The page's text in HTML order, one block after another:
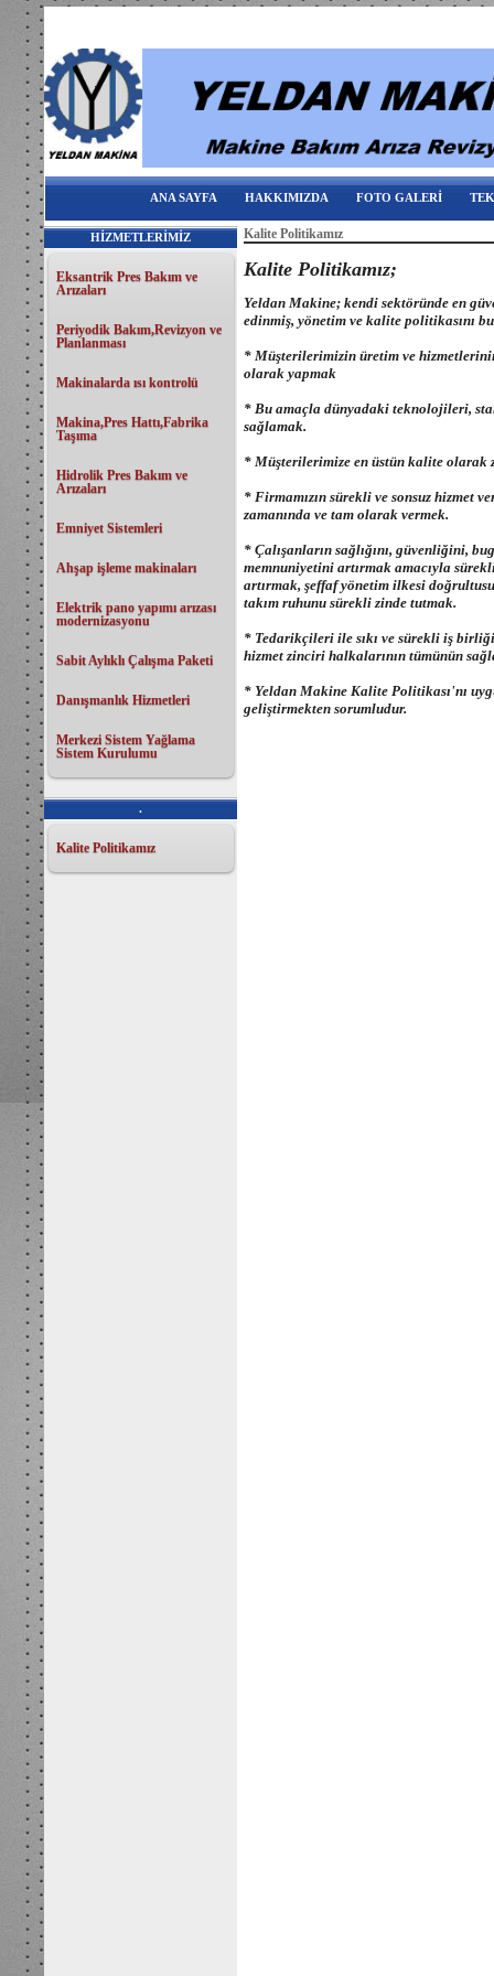
ANA SAYFA HAKKIMIZDA FOTO GALERİ
HİZMETLERİMİZ
Eksantrik Pres Bakım ve
Arızaları
Periyodik Bakım,Revizyon ve
Planlanması
Makinalarda ısı kontrolü
Makina,Pres Hattı,Fabrika
Taşıma
Hidrolik Pres Bakım ve
Arızaları
Emniyet Sistemleri
Ahşap işleme makinaları
Elektrik pano yapımı arızası
modernizasyonu
Sabit Aylıklı Çalışma Paketi
Danışmanlık Hizmetleri
Merkezi Sistem Yağlama
Sistem Kurulumu
.
Kalite Politikamız
Kalite Politikamız
Kalite Politikamız;
Yeldan Makine; kendi sektöründe en
edinmiş, yönetim ve kalite politikasını
* Müşterilerimizin üretim ve
olarak yapmak
* Bu amaçla dünyadaki teknolojileri,
sağlamak.
* Müşterilerimize en üstün kalite olarak
* Firmamızın sürekli ve sonsuz hizmet
zamanında ve tam olarak vermek.
* Çalışanların sağlığını, güvenliğini,
memnuniyetini artırmak amacıyla
artırmak, şeffaf yönetim ilkesi
takım ruhunu sürekli zinde tutmak.
* Tedarikçileri ile sıkı ve sürekli iş
hizmet zinciri halkalarının tümünün
* Yeldan Makine Kalite Politikası'nı
geliştirmekten sorumludur.